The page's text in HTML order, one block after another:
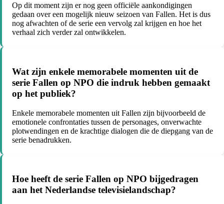
Op dit moment zijn er nog geen officiële aankondigingen
gedaan over een mogelijk nieuw seizoen van Fallen. Het is dus
nog afwachten of de serie een vervolg zal krijgen en hoe het
verhaal zich verder zal ontwikkelen.
Wat zijn enkele memorabele momenten uit de
serie Fallen op NPO die indruk hebben gemaakt
op het publiek?
Enkele memorabele momenten uit Fallen zijn bijvoorbeeld de
emotionele confrontaties tussen de personages, onverwachte
plotwendingen en de krachtige dialogen die de diepgang van de
serie benadrukken.
Hoe heeft de serie Fallen op NPO bijgedragen
aan het Nederlandse televisielandschap?